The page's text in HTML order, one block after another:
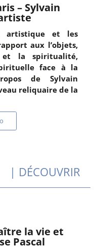
– Sylvain
artistique et les
aux l’objets,
la spiritualité,
face à la
de Sylvain
reliquaire de la
| DÉCOUVRIR
la vie et
Pascal